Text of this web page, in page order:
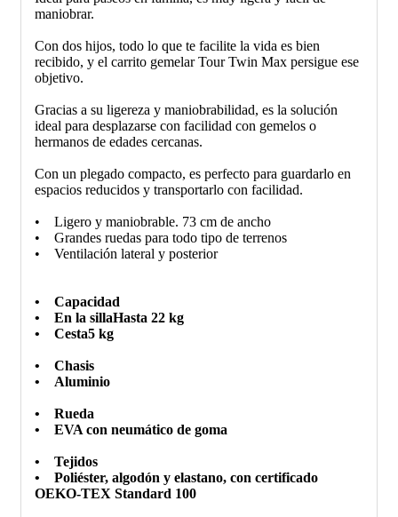
maniobrar.
Con dos hijos, todo lo que te facilite la vida es bien
recibido, y el carrito gemelar Tour Twin Max persigue ese
objetivo.
Gracias a su ligereza y maniobrabilidad, es la solución
ideal para desplazarse con facilidad con gemelos o
hermanos de edades cercanas.
Con un plegado compacto, es perfecto para guardarlo en
espacios reducidos y transportarlo con facilidad.
• Ligero y maniobrable. 73 cm de ancho
• Grandes ruedas para todo tipo de terrenos
• Ventilación lateral y posterior
• Capacidad
• En la sillaHasta 22 kg
• Cesta5 kg
• Chasis
• Aluminio
• Rueda
• EVA con neumático de goma
• Tejidos
• Poliéster, algodón y elastano, con certificado
OEKO-TEX Standard 100